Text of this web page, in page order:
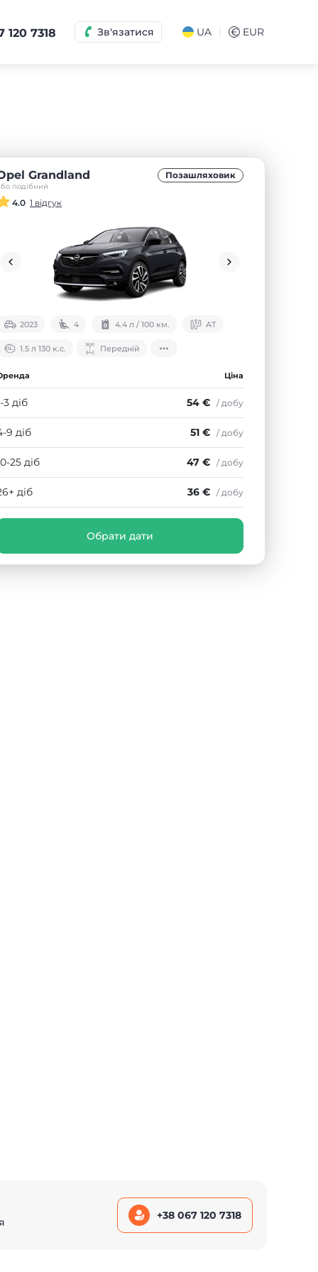
120 7318 Зв'язатися UA € EUR
Grandland
подібний
Позашляховик
4.0 1 відгук
2023 4 4.4 л / 100 км. АТ
1.5 л 130 к.с. Передній
Ціна
3 діб 54 € / добу
9 діб 51 € / добу
25 діб 47 € / добу
діб 36 € / добу
Обрати дати
+38 067 120 7318